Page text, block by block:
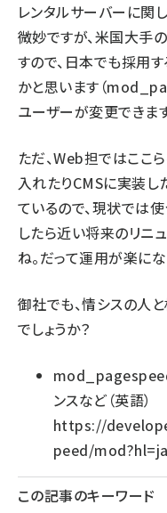
レンタルサーバーに関
微妙ですが、米国大手
すので、日本でも採用
かと思います（
ユーザーが変更できます
ただ、Web担ではここ
入れたりCMSに実装し
ているので、現状では
したら近い将来のリニ
ね。だって運用が楽にな
御社でも、情シスの人
でしょうか？
mod_pagespeed
ンスなど（英語）
https://
peed/mod?hl=ja
この記事のキーワード